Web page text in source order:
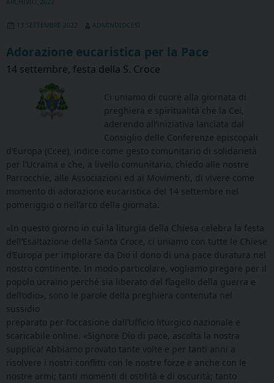
ARCHIVIO_2022
13 SETTEMBRE 2022 ADMINDIOCESI
Adorazione eucaristica per la Pace
14 settembre, festa della S. Croce
Ci uniamo di cuore alla giornata di
preghiera e spiritualità che la Cei,
aderendo all’iniziativa lanciata dal
Consiglio delle Conferenze episcopali
d’Europa (Ccee), indice come gesto comunitario di solidarietà
per l’Ucraina e che, a livello comunitario, chiedo alle nostre
Parrocchie, alle Associazioni ed ai Movimenti, di vivere come
momento di adorazione eucaristica del 14 settembre nel
pomeriggio o nell’arco della giornata.
«In questo giorno in cui la liturgia della Chiesa celebra la festa
dell’Esaltazione della Santa Croce, ci uniamo con tutte le Chiese
d’Europa per implorare da Dio il dono di una pace duratura nel
nostro continente. In modo particolare, vogliamo pregare per il
popolo ucraino perché sia liberato dal flagello della guerra e
dell’odio», sono le parole della preghiera contenuta nel
sussidio
preparato per l’occasione dall’Ufficio liturgico nazionale e
scaricabile online. «Signore Dio di pace, ascolta la nostra
supplica! Abbiamo provato tante volte e per tanti anni a
risolvere i nostri conflitti con le nostre forze e anche con le
nostre armi; tanti momenti di ostilità e di oscurità; tanto